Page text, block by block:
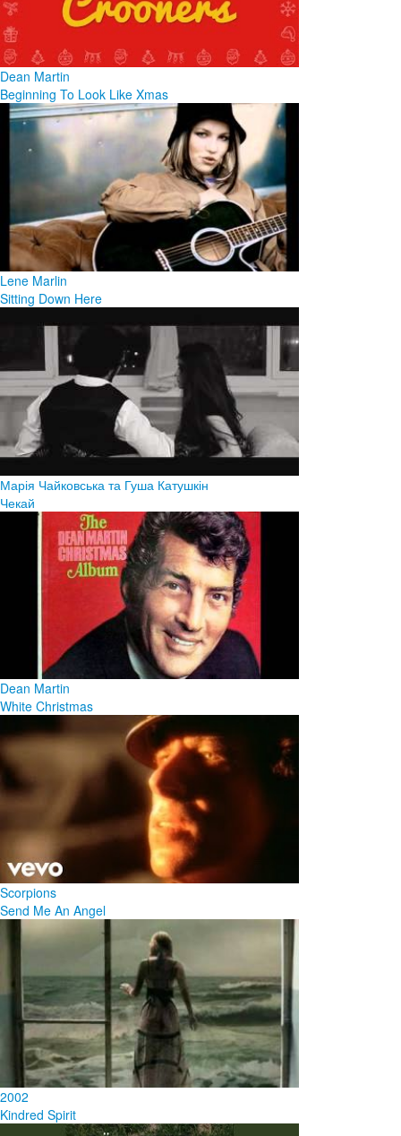
Dean Martin
Beginning To Look Like Xmas
Lene Marlin
Sitting Down Here
Марія Чайковська та Гуша Катушкін
Чекай
Dean Martin
White Christmas
Scorpions
Send Me An Angel
2002
Kindred Spirit